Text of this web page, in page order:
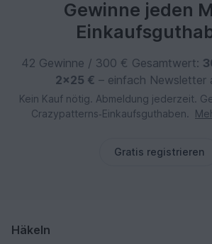
Gewinne jeden
42 Gewinne / 300 € Gesamtwert:
2×25 € – einfach Newsletter
Kein Kauf nötig. Abmeldung jederzeit.
Crazypatterns‑Einkaufsguthaben.
Gratis registrieren
Häkeln